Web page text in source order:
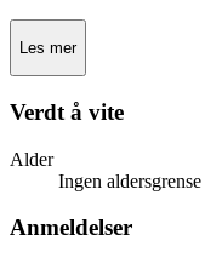
Les mer
Verdt å vite
Alder
Ingen aldersgrense
Anmeldelser